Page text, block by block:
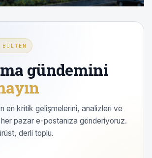
gündemini
en kritik gelişmelerini, analizleri ve
pazar e-postanıza gönderiyoruz.
derli toplu.